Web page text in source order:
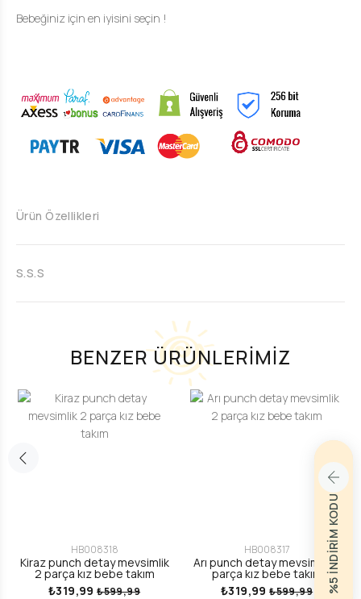
Bebeğiniz için en iyisini seçin !
Ürün Özellikleri
S.S.S
BENZER ÜRÜNLERİMİZ
HB008318
Kiraz punch detay mevsimlik
2 parça kız bebe takım
₺319,99₺599,99
HB008317
Arı punch detay mevsimlik 2
parça kız bebe takım
₺319,99₺599,99 %5 İNDİRİM KODU